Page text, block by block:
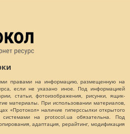
правами на информацию, размещенную на
если не указано иное. Под информацией
статьи, фотоизображения, рисунки, ящик-
материалы. При использовании материалов,
«Протокол» наличие гиперссылки открытого
на protocol.ua обязательна. Под
адаптация, рерайтинг, модификация